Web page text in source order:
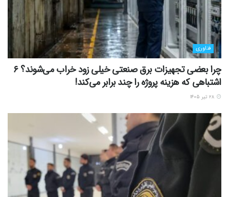
فناوری
چرا بعضی تجهیزات برق صنعتی خیلی زود خراب می‌شوند؟ ۶
اشتباهی که هزینه پروژه را چند برابر می‌کند!